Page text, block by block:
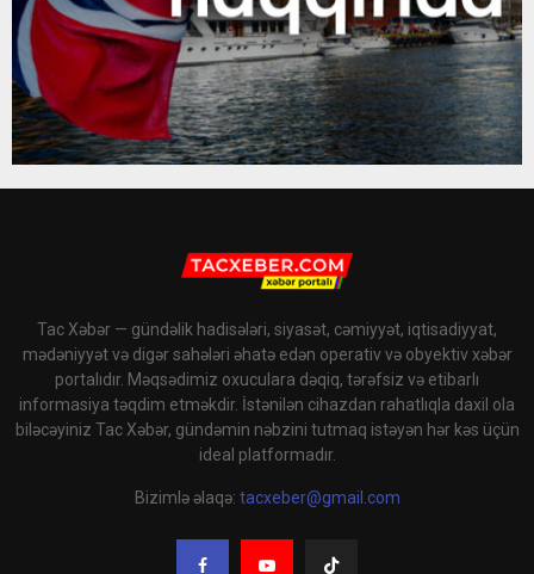
Tac Xəbər — gündəlik hadisələri, siyasət, cəmiyyət, iqtisadiyyat,
mədəniyyət və digər sahələri əhatə edən operativ və obyektiv xəbər
portalıdır. Məqsədimiz oxuculara dəqiq, tərəfsiz və etibarlı
informasiya təqdim etməkdir. İstənilən cihazdan rahatlıqla daxil ola
biləcəyiniz Tac Xəbər, gündəmin nəbzini tutmaq istəyən hər kəs üçün
ideal platformadır.
Bizimlə əlaqə: tacxeber@gmail.com